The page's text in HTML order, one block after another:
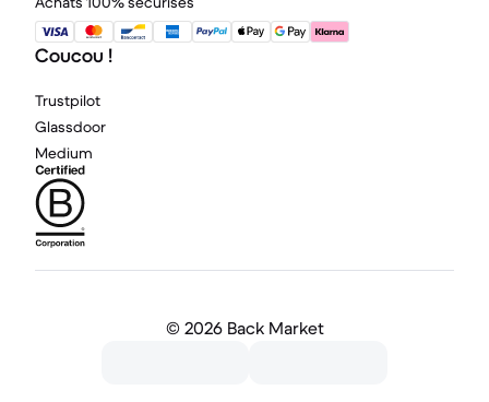
Coucou !
Trustpilot
Glassdoor
Medium
© 2026 Back Market